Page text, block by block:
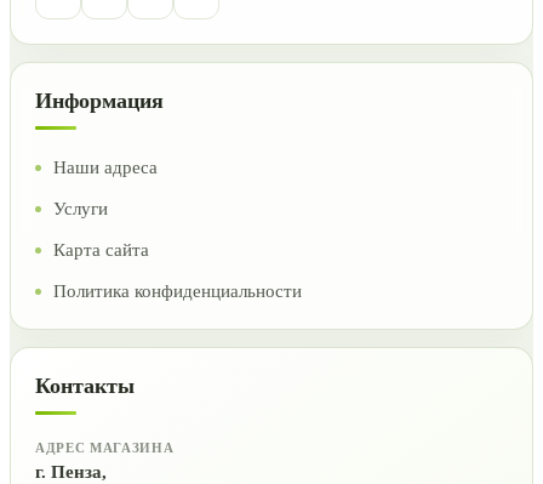
Информация
Наши адреса
Услуги
Карта сайта
Политика конфиденциальности
Контакты
АДРЕС МАГАЗИНА
г. Пенза,